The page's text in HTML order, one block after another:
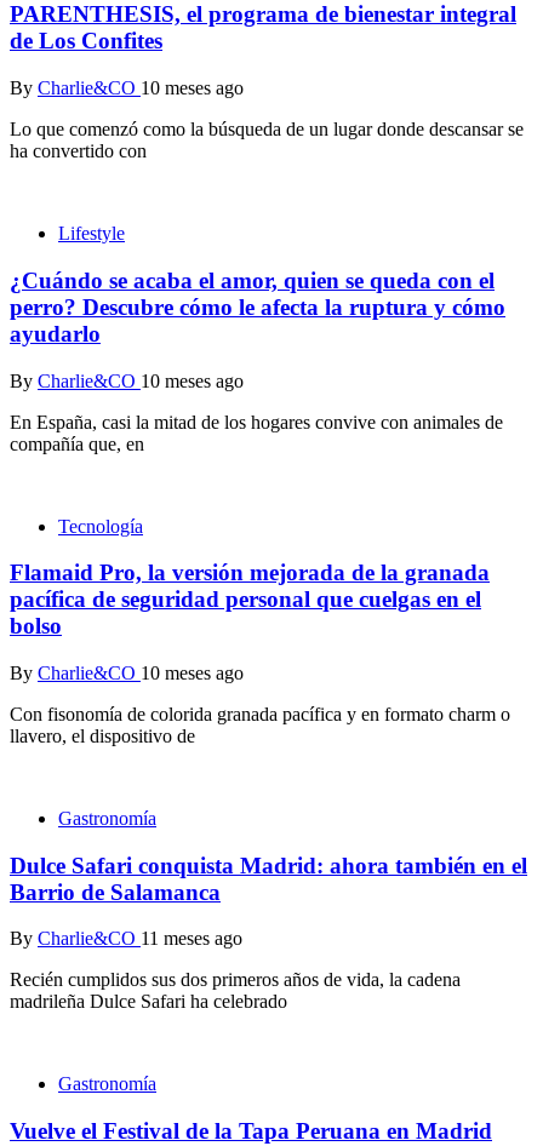
PARENTHESIS, el programa de bienestar integral
de Los Confites
By Charlie&CO 10 meses ago
Lo que comenzó como la búsqueda de un lugar donde descansar se
ha convertido con
Lifestyle
¿Cuándo se acaba el amor, quien se queda con el
perro? Descubre cómo le afecta la ruptura y cómo
ayudarlo
By Charlie&CO 10 meses ago
En España, casi la mitad de los hogares convive con animales de
compañía que, en
Tecnología
Flamaid Pro, la versión mejorada de la granada
pacífica de seguridad personal que cuelgas en el
bolso
By Charlie&CO 10 meses ago
Con fisonomía de colorida granada pacífica y en formato charm o
llavero, el dispositivo de
Gastronomía
Dulce Safari conquista Madrid: ahora también en el
Barrio de Salamanca
By Charlie&CO 11 meses ago
Recién cumplidos sus dos primeros años de vida, la cadena
madrileña Dulce Safari ha celebrado
Gastronomía
Vuelve el Festival de la Tapa Peruana en Madrid